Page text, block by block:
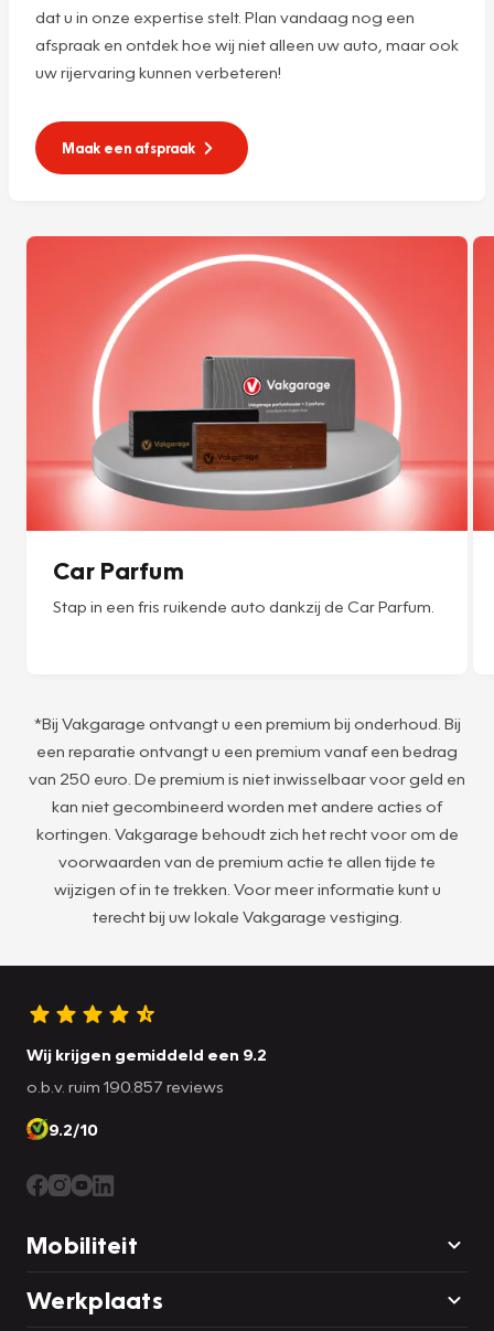
dat u in onze expertise stelt. Plan vandaag nog een
afspraak en ontdek hoe wij niet alleen uw auto, maar ook
uw rijervaring kunnen verbeteren!
Maak een afspraak
Car Parfum
Stap in een fris ruikende auto dankzij de Car Parfum.
*Bij Vakgarage ontvangt u een premium bij onderhoud. Bij
een reparatie ontvangt u een premium vanaf een bedrag
van 250 euro. De premium is niet inwisselbaar voor geld en
kan niet gecombineerd worden met andere acties of
kortingen. Vakgarage behoudt zich het recht voor om de
voorwaarden van de premium actie te allen tijde te
wijzigen of in te trekken. Voor meer informatie kunt u
terecht bij uw lokale Vakgarage vestiging.
Wij krijgen gemiddeld een 9.2
o.b.v. ruim 190.857 reviews
9.2/10
Mobiliteit
Werkplaats